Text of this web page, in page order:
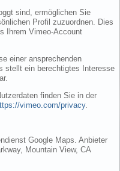
sind, ermöglichen Sie
Profil zuzuordnen. Dies
Ihrem Vimeo-Account
einer ansprechenden
stellt ein berechtigtes Interesse
finden Sie in der
vimeo.com/privacy.
Google Maps. Anbieter
Mountain View, CA